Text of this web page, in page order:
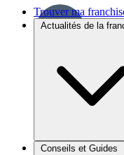
Trouver ma
Actualités de la
Brèves et actus
Conseils et Guides